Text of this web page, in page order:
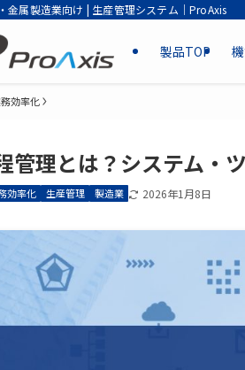
金属製造業向け | 生産管理システム｜ProAxis
製品TOP
効率化
管理とは？システム・
効率化 生産管理 製造業 2026年1月8日